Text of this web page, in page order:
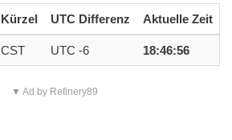
Kürzel UTC Differenz Aktuelle Zeit
CST UTC -6 18:46:56
▼ Ad by Refinery89